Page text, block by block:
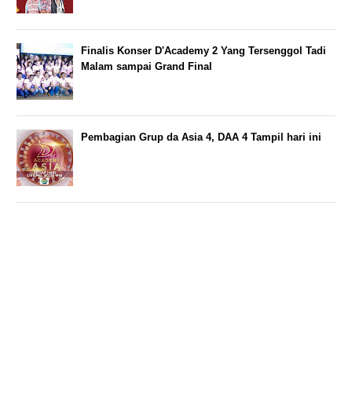
Finalis Konser D'Academy 2 Yang Tersenggol Tadi
Malam sampai Grand Final
Pembagian Grup da Asia 4, DAA 4 Tampil hari ini